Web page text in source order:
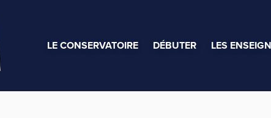
LE CONSERVATOIRE DÉBUTER LES